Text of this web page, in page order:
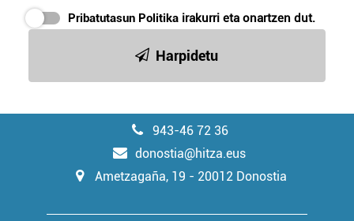
Pribatutasun Politika irakurri eta onartzen dut.
Harpidetu
943-46 72 36
donostia@hitza.eus
Ametzagaña, 19 - 20012 Donostia